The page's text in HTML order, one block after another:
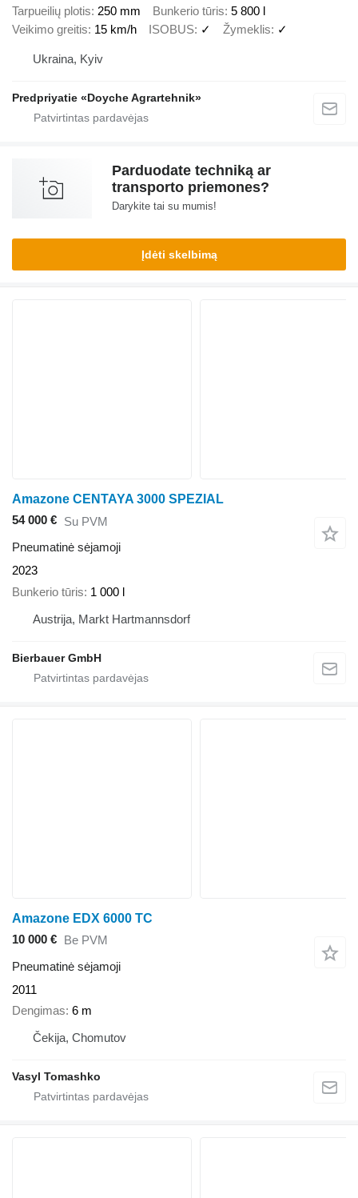
Tarpueilių plotis 250 mm Bunkerio tūris 5 800 l
Veikimo greitis 15 km/h ISOBUS ✓ Žymeklis ✓
Ukraina, Kyiv
Predpriyatie «Doyche Agrartehnik»
Parduodate techniką ar
transporto priemones?
Darykite tai su mumis!
Įdėti skelbimą
Amazone CENTAYA 3000 SPEZIAL
54 000 € Su PVM
Pneumatinė sėjamoji
2023
Bunkerio tūris 1 000 l
Austrija, Markt Hartmannsdorf
Bierbauer GmbH
Amazone EDX 6000 TC
10 000 € Be PVM
Pneumatinė sėjamoji
2011
Dengimas 6 m
Čekija, Chomutov
Vasyl Tomashko